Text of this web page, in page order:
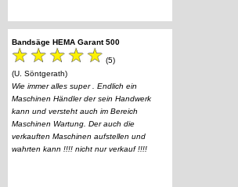
Bandsäge HEMA Garant 500
(5)
(U. Söntgerath)
Wie immer alles super . Endlich ein
Maschinen Händler der sein Handwerk
kann und versteht auch im Bereich
Maschinen Wartung. Der auch die
verkauften Maschinen aufstellen und
wahrten kann !!!! nicht nur verkauf !!!!